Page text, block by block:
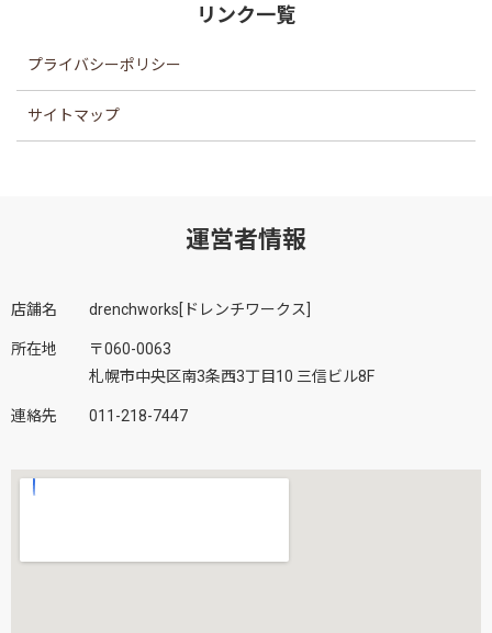
リンク一覧
プライバシーポリシー
サイトマップ
運営者情報
店舗名 drenchworks[ドレンチワークス]
所在地
〒060-0063
札幌市中央区南3条西3丁目10 三信ビル8F
連絡先 011-218-7447